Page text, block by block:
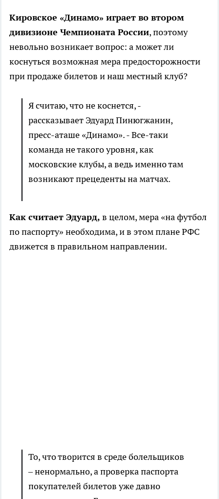
Кировское «Динамо» играет во втором
дивизионе Чемпионата России, поэтому
невольно возникает вопрос: а может ли
коснуться возможная мера предосторожности
при продаже билетов и наш местный клуб?
Я считаю, что не коснется, -
рассказывает Эдуард Пинюгжанин,
пресс-аташе «Динамо». - Все-таки
команда не такого уровня, как
московские клубы, а ведь именно там
возникают прецеденты на матчах.
Как считает Эдуард, в целом, мера «на футбол
по паспорту» необходима, и в этом плане РФС
движется в правильном направлении.
То, что творится в среде болельщиков
– ненормально, а проверка паспорта
покупателей билетов уже давно